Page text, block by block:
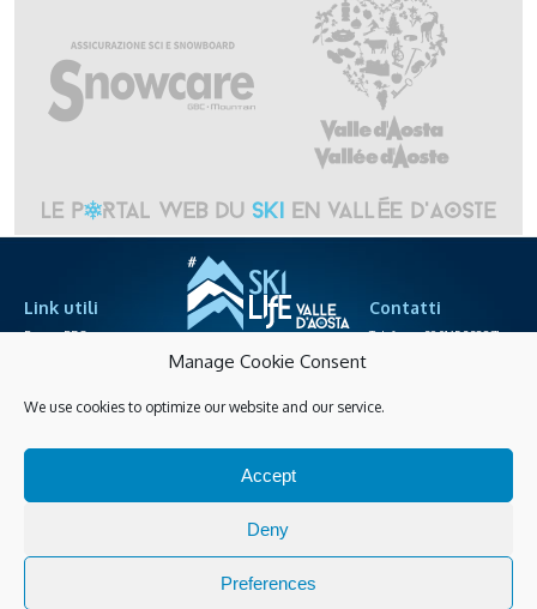
Manage Cookie Consent
We use cookies to optimize our website and our service.
Accept
Deny
Preferences
Link utili
Espace PRO
Contatti
Telefono +39.0165.238871
Gérer les cookies